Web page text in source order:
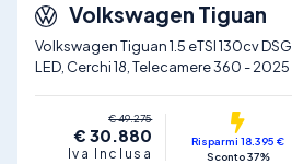
Volkswagen Tiguan
Volkswagen Tiguan 1.5 eTSI 130cv
LED, Cerchi 18, Telecamere 360 - 2025
€ 49.275
€ 30.880
Iva Inclusa
Risparmi 18.395 €
Sconto 37%